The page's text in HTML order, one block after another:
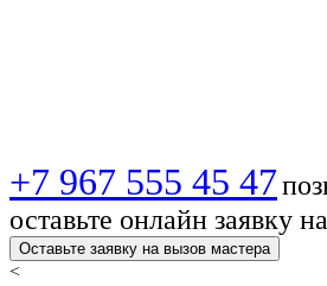
+7 967 555 45 47
оставьте онлайн заявку
Оставьте заявку на вызов мастера
<